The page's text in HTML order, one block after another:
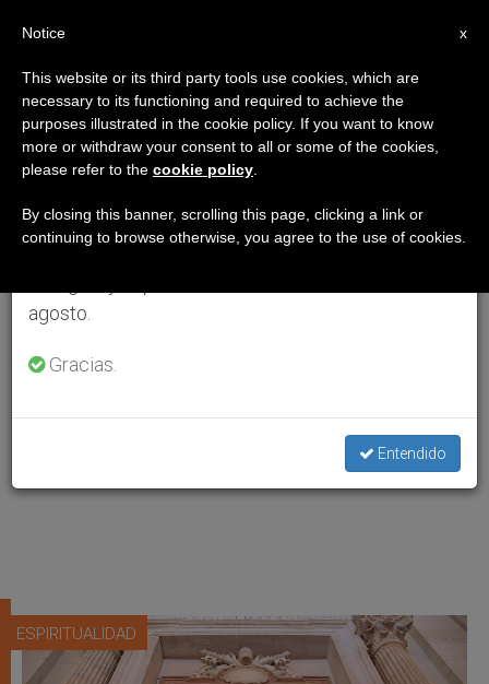
ESPIRITUALIDAD
×
Aviso importante
Del 27 de julio al 7 de agosto haremos la pausa
anual, aprovechando que en el periodo de verano
se generan menos informaciones y también el
agosto.
Gracias.
Entendido
x
Notice
This website or its third party tools use cookies, which are
necessary to its functioning and required to achieve the
purposes illustrated in the cookie policy. If you want to know
more or withdraw your consent to all or some of the cookies,
please refer to the cookie policy
By closing this banner, scrolling this page, clicking a link or
continuing to browse otherwise, you agree to the use of cookies.